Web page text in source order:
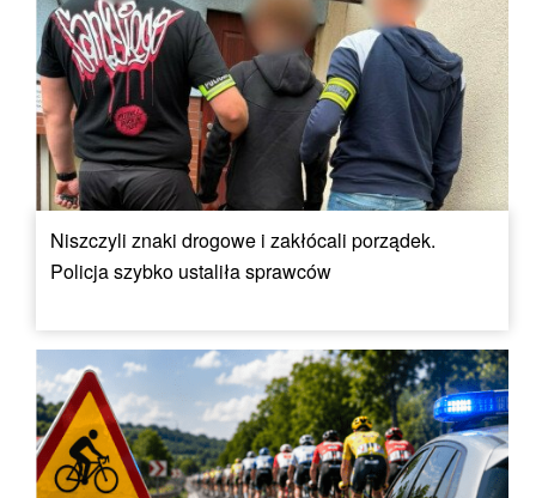
Niszczyli znaki drogowe i zakłócali porządek.
Policja szybko ustaliła sprawców